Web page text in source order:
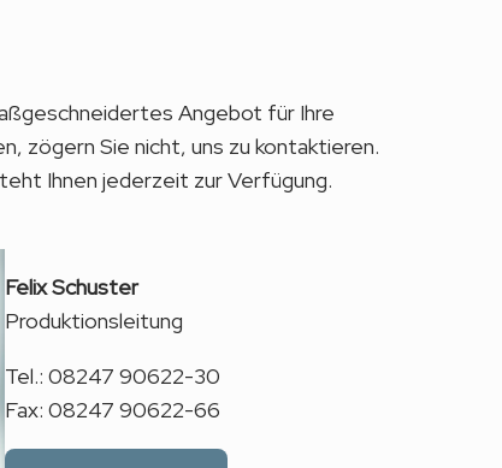
Angebot für Ihre
zögern Sie nicht, uns zu kontaktieren.
Ihnen jederzeit zur Verfügung.
Felix Schuster
Produktionsleitung
Tel.: 08247 90622-30
Fax: 08247 90622-66